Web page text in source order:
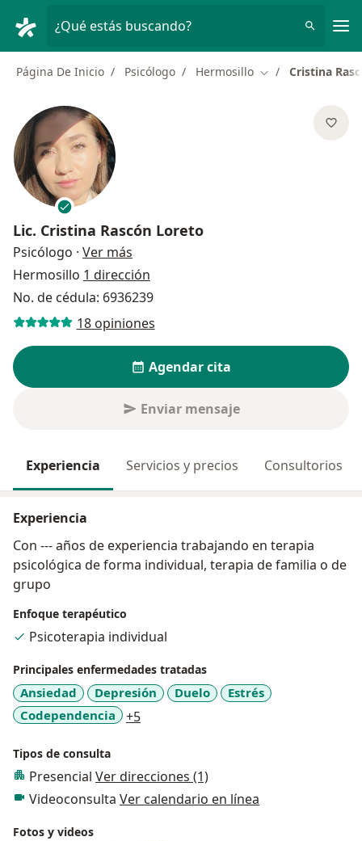
¿Qué estás buscando?
Página De Inicio Psicólogo Hermosillo Cambiar de ciudad
Cristina
Lic. Cristina Rascón Loreto
Psicólogo · Ver más
Hermosillo 1 dirección
No. de cédula: 6936239
18 opiniones
Agendar cita
Enviar mensaje
Experiencia Servicios y precios Consultorios
Experiencia
Con --- años de experiencia trabajando en terapia
psicológica de forma individual, terapia de familia o de
grupo
Enfoque terapéutico
Psicoterapia individual
Principales enfermedades tratadas
Ansiedad Depresión Duelo
Estrés
Codependencia
+5a11y_sr_more_diseases
Tipos de consulta
Presencial Ver direcciones (1)
Videoconsulta Ver calendario en línea
Fotos y videos